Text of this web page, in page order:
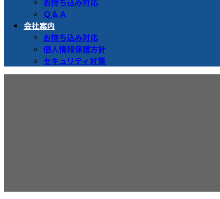
Ｑ＆Ａ
会社案内
お持ち込み対応
個人情報保護方針
セキュリティ対策